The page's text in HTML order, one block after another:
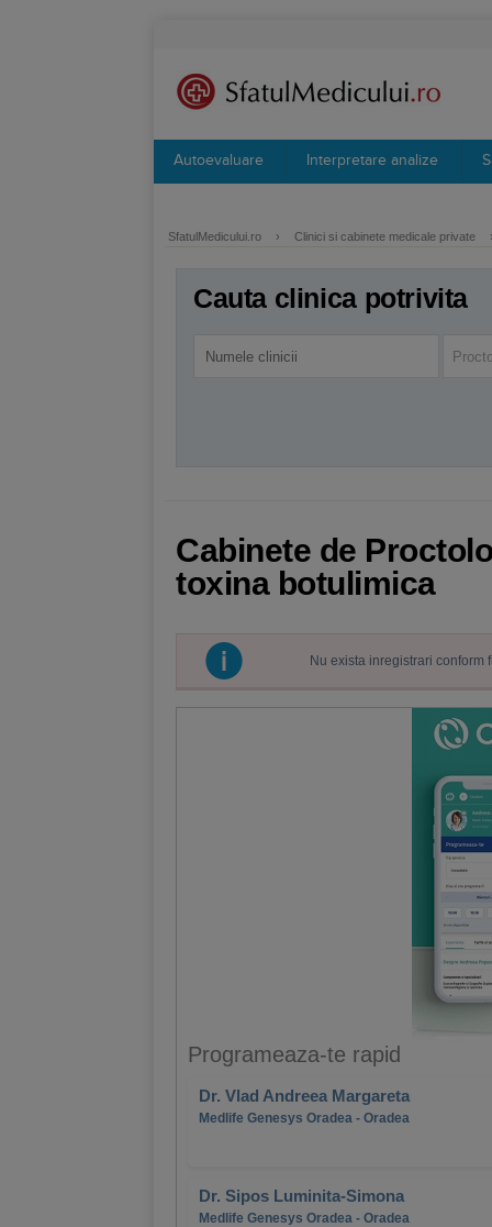
Autoevaluare Interpretare analize
SfatulMedicului.ro › Clinici si cabinete medicale private
Cauta clinica potrivita
Cabinete de
toxina botulimica
Nu exista inregistrari
Programeaza-te rapid
Dr. Vlad Andreea Margareta
Medlife Genesys Oradea - Oradea
Dr. Sipos Luminita-Simona
Medlife Genesys Oradea - Oradea